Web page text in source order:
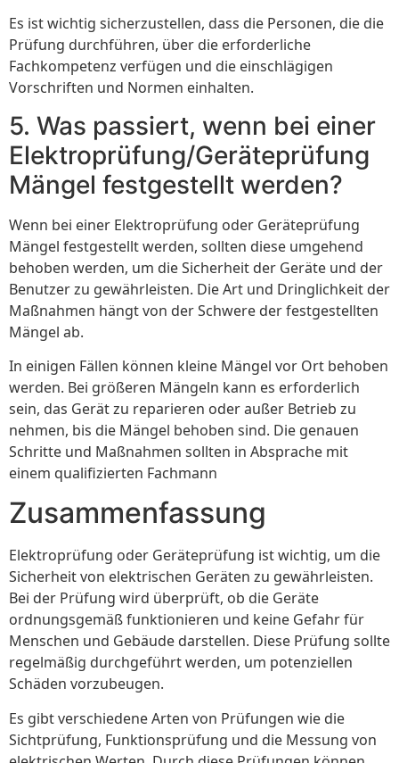
Es ist wichtig sicherzustellen, dass die Personen, die die
Prüfung durchführen, über die erforderliche
Fachkompetenz verfügen und die einschlägigen
Vorschriften und Normen einhalten.
5. Was passiert, wenn bei einer
Elektroprüfung/Geräteprüfung
Mängel festgestellt werden?
Wenn bei einer Elektroprüfung oder Geräteprüfung
Mängel festgestellt werden, sollten diese umgehend
behoben werden, um die Sicherheit der Geräte und der
Benutzer zu gewährleisten. Die Art und Dringlichkeit der
Maßnahmen hängt von der Schwere der festgestellten
Mängel ab.
In einigen Fällen können kleine Mängel vor Ort behoben
werden. Bei größeren Mängeln kann es erforderlich
sein, das Gerät zu reparieren oder außer Betrieb zu
nehmen, bis die Mängel behoben sind. Die genauen
Schritte und Maßnahmen sollten in Absprache mit
einem qualifizierten Fachmann
Zusammenfassung
Elektroprüfung oder Geräteprüfung ist wichtig, um die
Sicherheit von elektrischen Geräten zu gewährleisten.
Bei der Prüfung wird überprüft, ob die Geräte
ordnungsgemäß funktionieren und keine Gefahr für
Menschen und Gebäude darstellen. Diese Prüfung sollte
regelmäßig durchgeführt werden, um potenziellen
Schäden vorzubeugen.
Es gibt verschiedene Arten von Prüfungen wie die
Sichtprüfung, Funktionsprüfung und die Messung von